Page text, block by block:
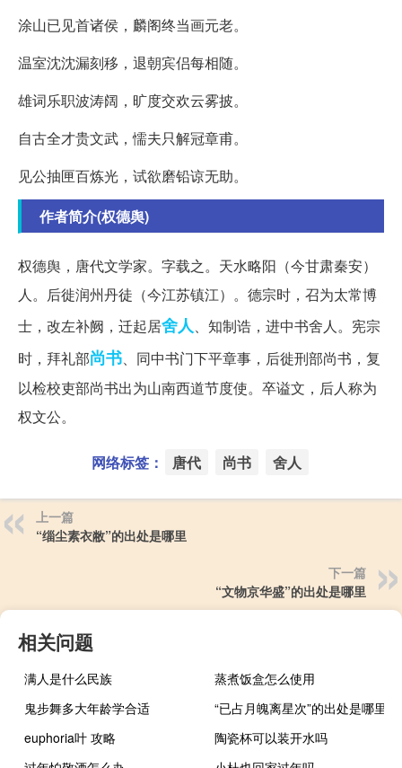
涂山已见首诸侯，麟阁终当画元老。
温室沈沈漏刻移，退朝宾侣每相随。
雄词乐职波涛阔，旷度交欢云雾披。
自古全才贵文武，懦夫只解冠章甫。
见公抽匣百炼光，试欲磨铅谅无助。
作者简介(权德舆)
权德舆，唐代文学家。字载之。天水略阳（今甘肃秦安）
人。后徙润州丹徒（今江苏镇江）。德宗时，召为太常博
士，改左补阙，迁起居舍人、知制诰，进中书舍人。宪宗
时，拜礼部尚书、同中书门下平章事，后徙刑部尚书，复
以检校吏部尚书出为山南西道节度使。卒谥文，后人称为
权文公。
网络标签： 唐代 尚书 舍人
上一篇
“缁尘素衣敝”的出处是哪里
下一篇
“文物京华盛”的出处是哪里
相关问题
满人是什么民族
蒸煮饭盒怎么使用
鬼步舞多大年龄学合适
“已占月魄离星次”的出处是哪里
euphoria叶 攻略
陶瓷杯可以装开水吗